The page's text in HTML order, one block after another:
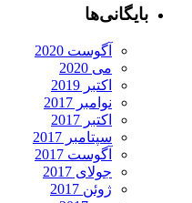
بایگانی‌ها
آگوست 2020
می 2020
اکتبر 2019
نوامبر 2017
اکتبر 2017
سپتامبر 2017
آگوست 2017
جولای 2017
ژوئن 2017